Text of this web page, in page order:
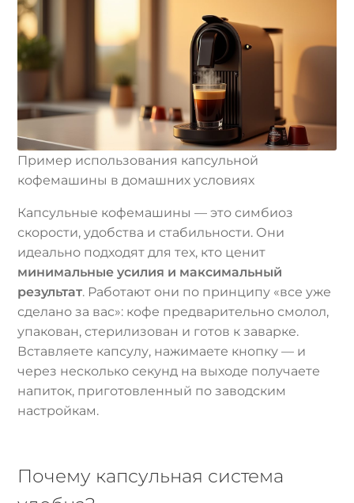
Пример использования капсульной
кофемашины в домашних условиях
Капсульные кофемашины — это симбиоз
скорости, удобства и стабильности. Они
идеально подходят для тех, кто ценит
минимальные усилия и максимальный
результат. Работают они по принципу «все уже
сделано за вас»: кофе предварительно смолол,
упакован, стерилизован и готов к заварке.
Вставляете капсулу, нажимаете кнопку — и
через несколько секунд на выходе получаете
напиток, приготовленный по заводским
настройкам.
Почему капсульная система